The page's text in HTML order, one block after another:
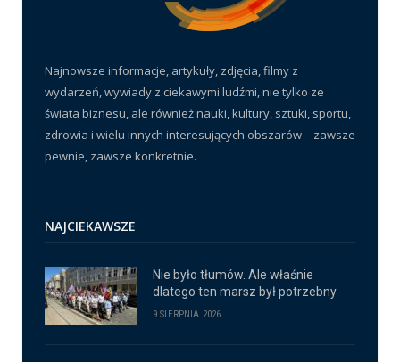
Najnowsze informacje, artykuły, zdjęcia, filmy z
wydarzeń, wywiady z ciekawymi ludźmi, nie tylko ze
świata biznesu, ale również nauki, kultury, sztuki, sportu,
zdrowia i wielu innych interesujących obszarów – zawsze
pewnie, zawsze konkretnie.
NAJCIEKAWSZE
Nie było tłumów. Ale właśnie
dlatego ten marsz był potrzebny
9 SIERPNIA 2026